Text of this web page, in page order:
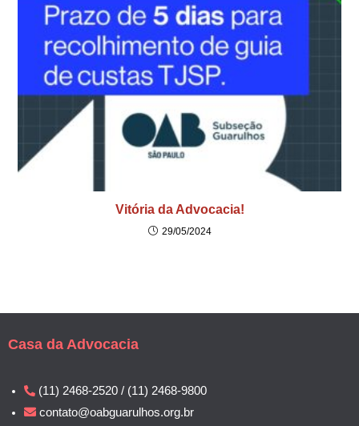
Vitória da Advocacia!
29/05/2024
Casa da Advocacia
(11) 2468-2520 / (11) 2468-9800
contato@oabguarulhos.org.br